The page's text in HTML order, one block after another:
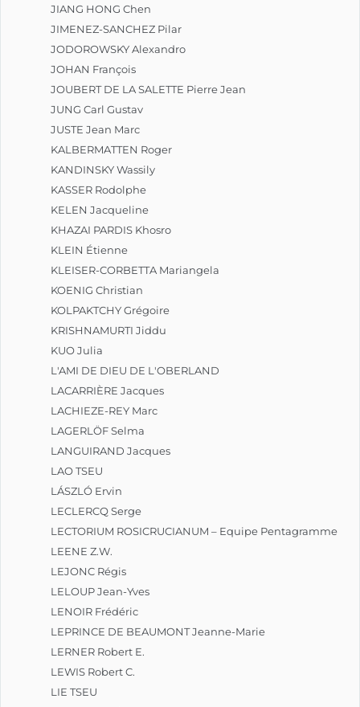
JIANG HONG Chen
JIMENEZ-SANCHEZ Pilar
JODOROWSKY Alexandro
JOHAN François
JOUBERT DE LA SALETTE Pierre Jean
JUNG Carl Gustav
JUSTE Jean Marc
KALBERMATTEN Roger
KANDINSKY Wassily
KASSER Rodolphe
KELEN Jacqueline
KHAZAI PARDIS Khosro
KLEIN Étienne
KLEISER-CORBETTA Mariangela
KOENIG Christian
KOLPAKTCHY Grégoire
KRISHNAMURTI Jiddu
KUO Julia
L'AMI DE DIEU DE L'OBERLAND
LACARRIÈRE Jacques
LACHIEZE-REY Marc
LAGERLÖF Selma
LANGUIRAND Jacques
LAO TSEU
LÁSZLÓ Ervin
LECLERCQ Serge
LECTORIUM ROSICRUCIANUM – Equipe Pentagramme
LEENE Z.W.
LEJONC Régis
LELOUP Jean-Yves
LENOIR Frédéric
LEPRINCE DE BEAUMONT Jeanne-Marie
LERNER Robert E.
LEWIS Robert C.
LIE TSEU